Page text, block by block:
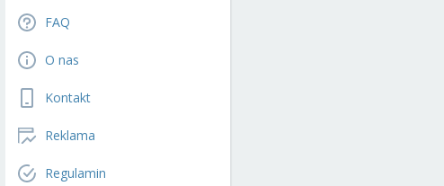
FAQ
O nas
Kontakt
Reklama
Regulamin